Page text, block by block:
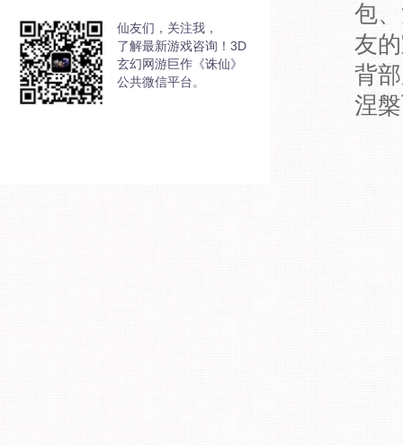
仙友们，关注我，
了解最新游戏咨询！3D
玄幻网游巨作《诛仙》
公共微信平台。
包
友
背
涅